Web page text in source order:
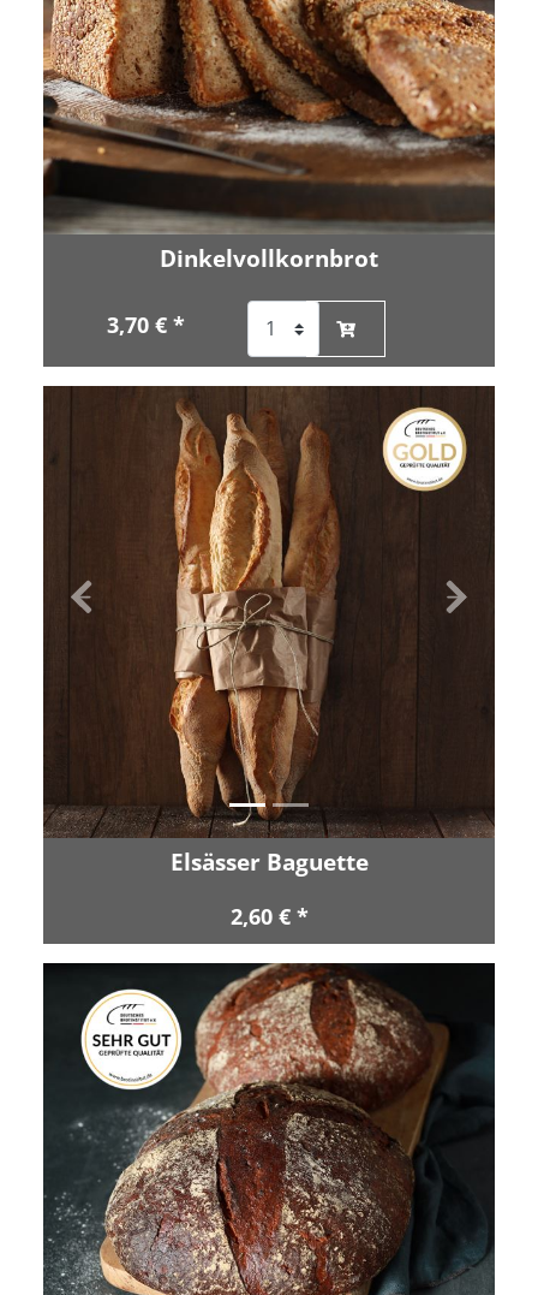
Dinkelvollkornbrot
3,70 € *
Zurück Vor
Elsässer Baguette
2,60 € *